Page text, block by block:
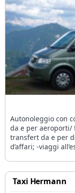
Autonoleggio con
da e per aeroporti/
transfert da e per
d’affari; -viaggi
Taxi Hermann